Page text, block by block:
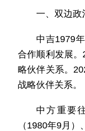
一、双边政
中吉1979
合作顺利发展
略伙伴关系。
战略伙伴关系。
中方重要
（1980年9月